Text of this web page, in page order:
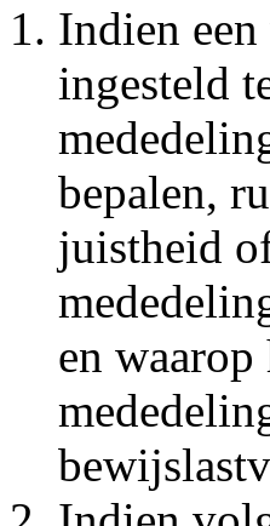
Indien
ingesteld
bepalen,
juistheid
en